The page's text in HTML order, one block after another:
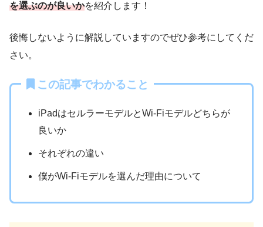
を選ぶのが良いかを紹介します！
後悔しないように解説していますのでぜひ参考にしてくだ
さい。
この記事でわかること
iPadはセルラーモデルとWi-Fiモデルどちらが
良いか
それぞれの違い
僕がWi-Fiモデルを選んだ理由について